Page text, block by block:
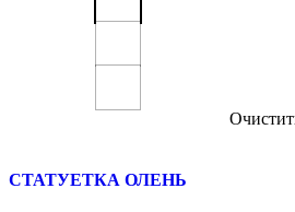
СТАТУЕТКА ОЛЕНЬ